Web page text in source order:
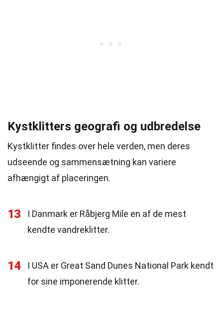
Kystklitters geografi og udbredelse
Kystklitter findes over hele verden, men deres
udseende og sammensætning kan variere
afhængigt af placeringen.
13
I Danmark er Råbjerg Mile en af de mest
kendte vandreklitter.
14
I USA er Great Sand Dunes National Park kendt
for sine imponerende klitter.